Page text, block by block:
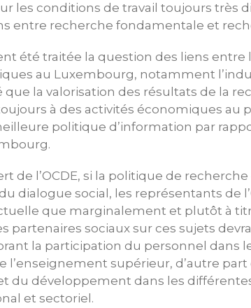
les conditions de travail toujours très
entre recherche fondamentale et
été traitée la question des liens entre
au Luxembourg, notamment
que la valorisation des résultats de la
à des activités économiques au
politique d’information par
de l’OCDE, si la politique de
dialogue social, les représentants de
que marginalement et plutôt à
partenaires sociaux sur ces sujets
la participation du personnel dans
l’enseignement supérieur, d’autre
du développement dans les
et sectoriel.